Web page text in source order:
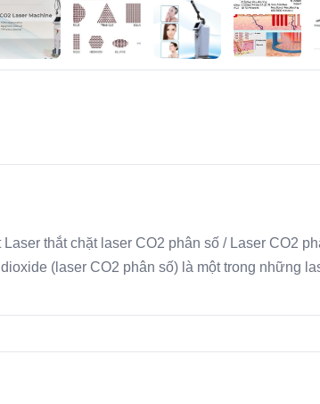
Laser thắt chặt laser CO2 phân số / Laser CO2
dioxide (laser CO2 phân số) là một trong những